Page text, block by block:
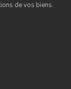
de vos biens.